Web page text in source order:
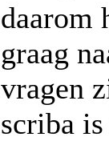
daarom
graag
vragen
scriba